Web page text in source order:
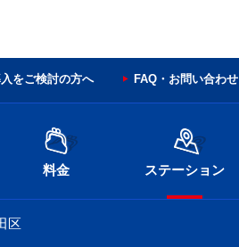
をご検討の方へ FAQ・お問い合わせ
料金 ステーション
区